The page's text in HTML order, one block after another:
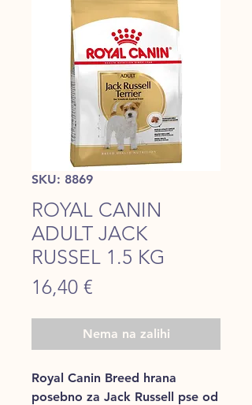
SKU: 8869
ROYAL CANIN
ADULT JACK
RUSSEL 1.5 KG
16,40 €
Nema na zalihi
Royal Canin Breed hrana
posebno za Jack Russell pse od